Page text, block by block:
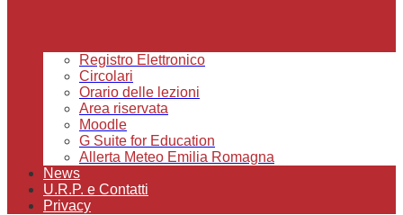
Registro Elettronico
Circolari
Orario delle lezioni
Area riservata
Moodle
G Suite for Education
Allerta Meteo Emilia Romagna
News
U.R.P. e Contatti
Privacy